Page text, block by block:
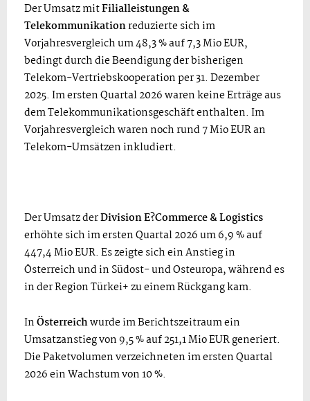
Der Umsatz mitFilialleistungen &
Telekommunikationreduzierte sich im
Vorjahresvergleich um 48,3 % auf 7,3 Mio EUR,
bedingt durch die Beendigung der bisherigen
Telekom-Vertriebskooperation per 31. Dezember
2025. Im ersten Quartal 2026 waren keine Erträge aus
dem Telekommunikationsgeschäft enthalten. Im
Vorjahresvergleich waren noch rund 7 Mio EUR an
Telekom-Umsätzen inkludiert.
Der Umsatz derDivision E?Commerce & Logistics
erhöhte sich im ersten Quartal 2026 um 6,9 % auf
447,4 Mio EUR. Es zeigte sich ein Anstieg in
Österreich und in Südost- und Osteuropa, während es
in der Region Türkei+ zu einem Rückgang kam.
InÖsterreichwurde im Berichtszeitraum ein
Umsatzanstieg von 9,5 % auf 251,1 Mio EUR generiert.
Die Paketvolumen verzeichneten im ersten Quartal
2026 ein Wachstum von 10 %.